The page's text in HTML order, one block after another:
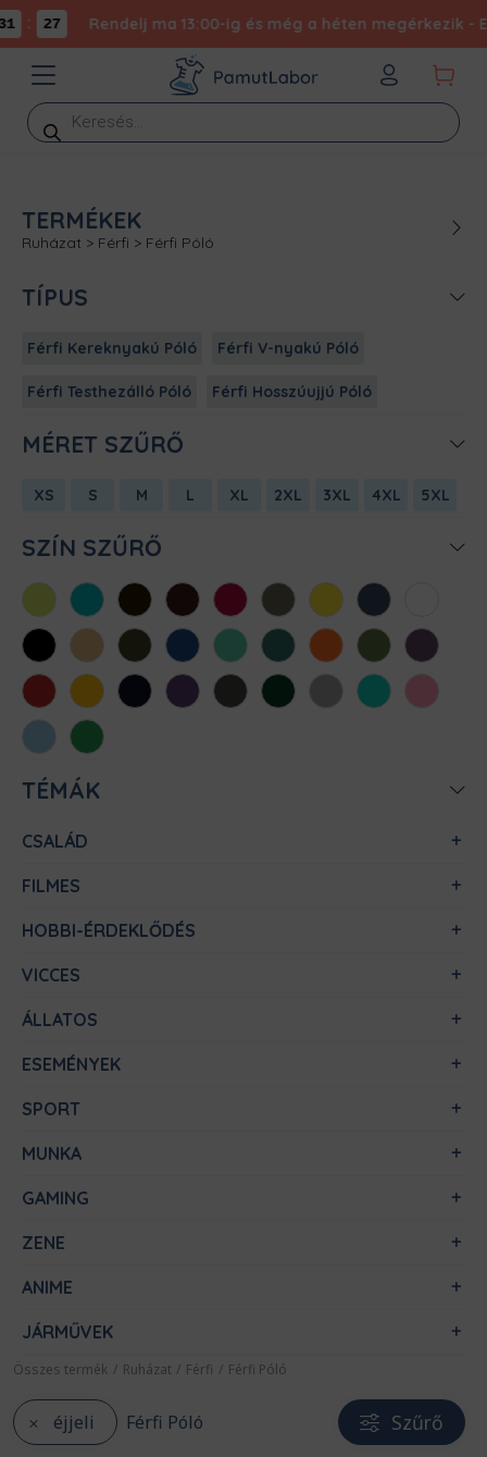
27 Rendelj ma 13:00-ig és még a héten megérkezik -
Products
search
TERMÉKEK
Ruházat > Férfi > Férfi Póló
TÍPUS
Férfi Kereknyakú Póló Férfi V-nyakú Póló
Férfi Testhezálló Póló Férfi Hosszúujjú Póló
MÉRET SZŰRŐ
XS S M L XL 2XL 3XL 4XL 5XL
SZÍN SZŰRŐ
AlmazöldAtollkékBarnaBordóChili Cink Citromsárga
Denim
FeketeHomokKhaki KirálykékMentaMéregzöld
NarancsOliva Padlizsán
Piros SárgaSötétkékSötétlilaSötétszürke
SötétzöldSportszürke
Türkiz
Világos
rózsaszín
Világoskék
Zöld
TÉMÁK
CSALÁD
FILMES
HOBBI-ÉRDEKLŐDÉS
VICCES
ÁLLATOS
ESEMÉNYEK
SPORT
MUNKA
GAMING
ZENE
ANIME
JÁRMŰVEK
Összes termék / Ruházat / Férfi / Férfi Póló
éjjeli Férfi Póló Szűrő